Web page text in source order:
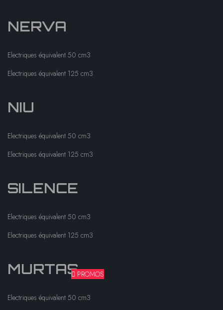
NERVA
Electriques équivalent 50 cm3
Electriques équivalent 125 cm3
NIU
Electriques équivalent 50 cm3
Electriques équivalent 125 cm3
SILENCE
Electriques équivalent 50 cm3
Electriques équivalent 125 cm3
MURTAS
Electriques équivalent 50 cm3
PROMOS